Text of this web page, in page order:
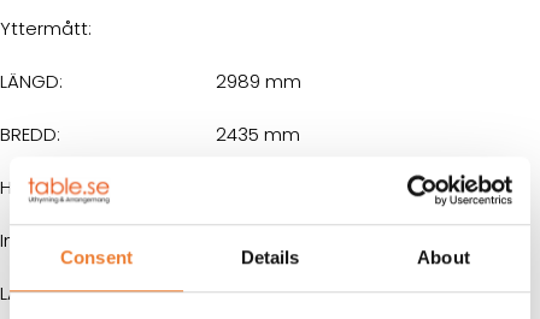
Consent Details About
Yttermått:
LÄNGD: 2989 mm
BREDD: 2435 mm
HÖJD:
Innermått
LÄNGD: 2795 mm